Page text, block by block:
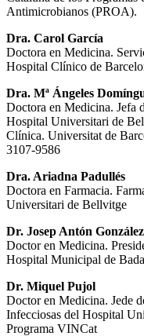
Antimicrobianos (PROA).
Dra. Carol García
Doctora en Medicina.
Hospital Clínico de
Dra. Mª Ángeles
Doctora en Medicina. Jefa
Hospital Universitari de
Clínica. Universitat de
3107-9586
Dra. Ariadna Padullés
Doctora en Farmacia.
Universitari de Bellvitge
Dr. Josep Antón González
Doctor en Medicina.
Hospital Municipal de
Dr. Miquel Pujol
Doctor en Medicina. Jede
Infecciosas del Hospital
Programa VINCat